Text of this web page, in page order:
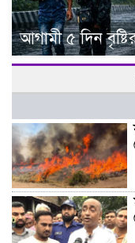
আগামী ৫ দিন